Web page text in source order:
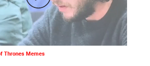
Game of Thrones Memes‏